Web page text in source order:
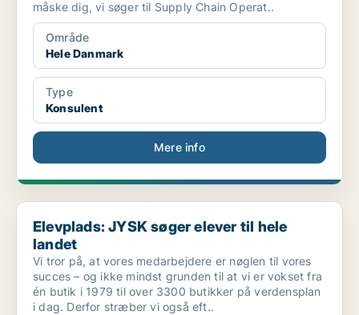
måske dig, vi søger til Supply Chain Operat..
Område
Hele Danmark
Type
Konsulent
Mere info
Elevplads: JYSK søger elever til hele landet
Elevplads: JYSK søger elever til hele
landet
Vi tror på, at vores medarbejdere er nøglen til vores
succes – og ikke mindst grunden til at vi er vokset fra
én butik i 1979 til over 3300 butikker på verdensplan
i dag. Derfor stræber vi også eft..